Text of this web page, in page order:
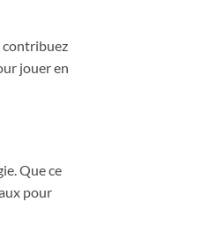
contribuez
jouer en
Que ce
pour